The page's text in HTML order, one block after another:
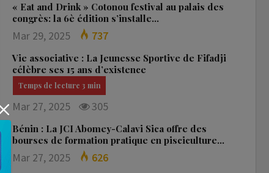
« Eat and Drink » Cotonou festival au palais des
congrès: la 6è édition s’installe…
Mar 29, 2025 737
Vie associative : La Jeunesse Sportive de Fifadji
célèbre ses 15 ans d’existence
Mar 27, 2025 305
Bénin : La JCI Abomey-Calavi Sica offre des
bourses de formation pratique en pisciculture…
Mar 27, 2025 626